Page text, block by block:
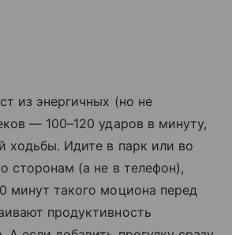
из энергичных (но не
— 100–120 ударов в минуту,
ходьбы. Идите в парк или во
сторонам (а не в телефон),
минут такого моциона перед
продуктивность